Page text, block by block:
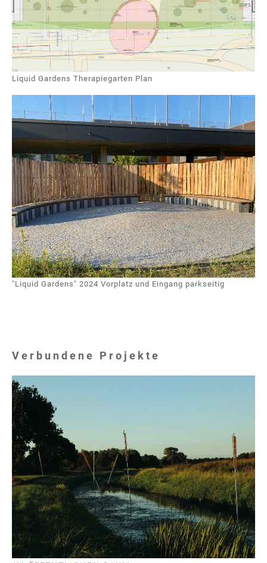
Liquid Gardens Therapiegarten Plan
"Liquid Gardens" 2024 Vorplatz und Eingang parkseitig
Verbundene Projekte